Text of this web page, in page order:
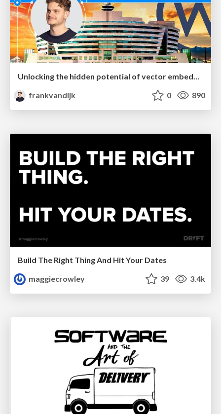
frankvandijk
0 890
Build The Right Thing And Hit Your Dates
maggiecrowley
39 3.4k